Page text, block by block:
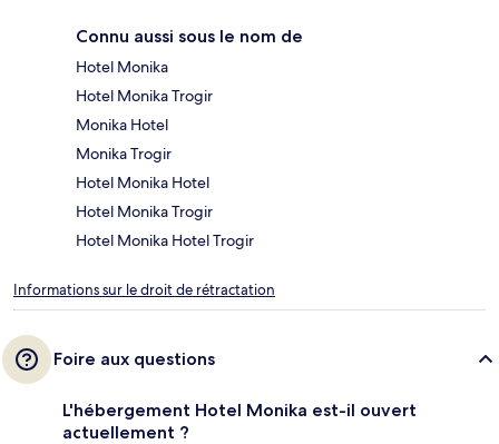
Connu aussi sous le nom de
Hotel Monika
Hotel Monika Trogir
Monika Hotel
Monika Trogir
Hotel Monika Hotel
Hotel Monika Trogir
Hotel Monika Hotel Trogir
Informations sur le droit de rétractation
Foire aux questions
L'hébergement Hotel Monika est-il ouvert
actuellement ?